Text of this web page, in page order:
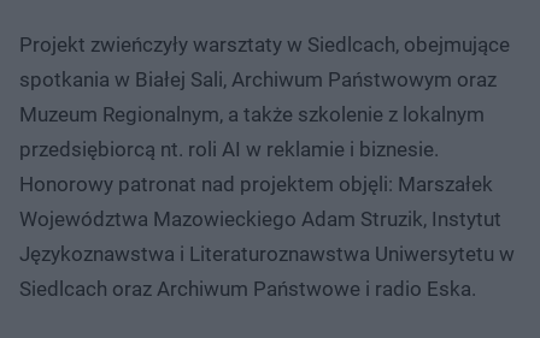
Projekt zwieńczyły warsztaty w Siedlcach, obejmujące
spotkania w Białej Sali, Archiwum Państwowym oraz
Muzeum Regionalnym, a także szkolenie z lokalnym
przedsiębiorcą nt. roli AI w reklamie i biznesie.
Honorowy patronat nad projektem objęli: Marszałek
Województwa Mazowieckiego Adam Struzik, Instytut
Językoznawstwa i Literaturoznawstwa Uniwersytetu w
Siedlcach oraz Archiwum Państwowe i radio Eska.